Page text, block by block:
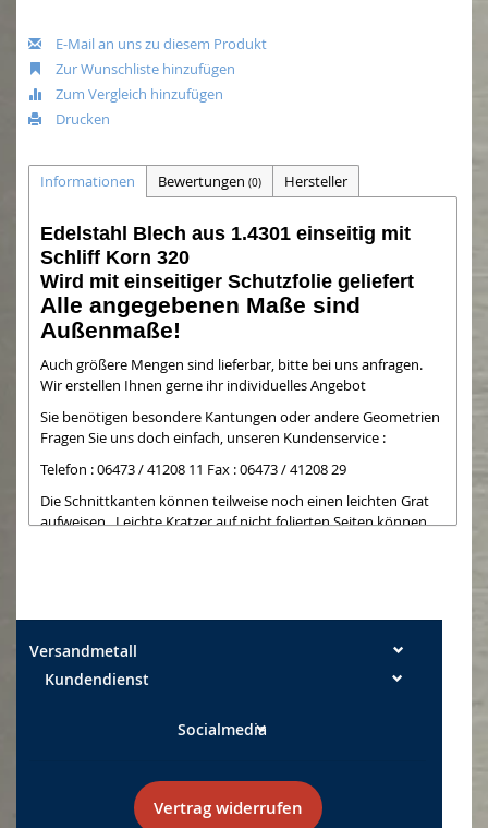
E-Mail an uns zu diesem Produkt
Zur Wunschliste hinzufügen
Zum Vergleich hinzufügen
Drucken
Informationen Bewertungen (0) Hersteller
Edelstahl Blech aus 1.4301 einseitig mit
Schliff Korn 320
Wird mit einseitiger Schutzfolie geliefert
Alle angegebenen Maße sind
Außenmaße!
Auch größere Mengen sind lieferbar, bitte bei uns anfragen.
Wir erstellen Ihnen gerne ihr individuelles Angebot
Sie benötigen besondere Kantungen oder andere Geometrien
Fragen Sie uns doch einfach, unseren Kundenservice :
Telefon : 06473 / 41208 11 Fax : 06473 / 41208 29
Die Schnittkanten können teilweise noch einen leichten Grat
aufweisen. Leichte Kratzer auf nicht folierten Seiten können
Versandmetall
Kundendienst
Socialmedia
Vertrag widerrufen